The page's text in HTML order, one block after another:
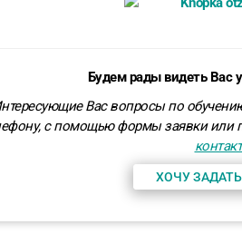
Будем рады видеть Вас
Вас вопросы по
с помощью формы заявки или
ХОЧУ